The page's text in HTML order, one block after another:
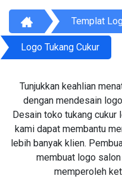
Templat
Logo Tukang Cukur
Tunjukkan keahlian
dengan mendesain
Desain toko tukang
kami dapat membantu
lebih banyak klien.
membuat logo
memperoleh